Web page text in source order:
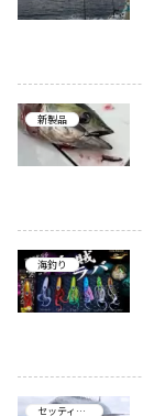
新製品
海釣り
セッティング